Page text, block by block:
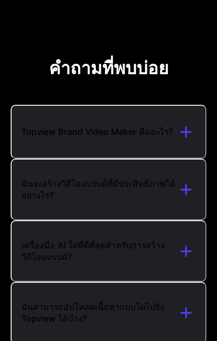
คำถามที่พบบ่อย
Topview Brand Video Maker คืออะไร?
ฉันจะสร้างวิดีโอแบรนด์ที่มีประสิทธิภาพได้
อย่างไร?
เครื่องมือ AI ใดที่ดีที่สุดสำหรับการสร้าง
วิดีโอแบรนด์?
ฉันสามารถอัปโหลดเนื้อหาแบบใดไปยัง
Topview ได้บ้าง?